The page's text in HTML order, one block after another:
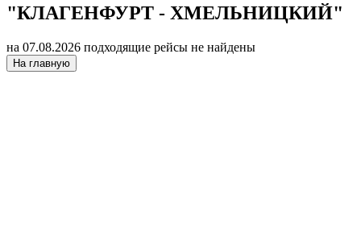
"КЛАГЕНФУРТ - ХМЕЛЬНИЦКИЙ"
на 07.08.2026 подходящие рейсы не найдены
На главную